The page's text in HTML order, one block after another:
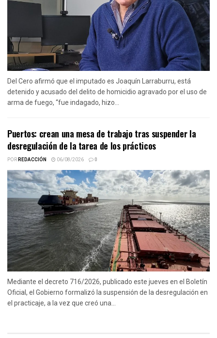
Del Cero afirmó que el imputado es Joaquín Larraburru, está
detenido y acusado del delito de homicidio agravado por el uso de
arma de fuego, “fue indagado, hizo...
Puertos: crean una mesa de trabajo tras suspender la
desregulación de la tarea de los prácticos
PORREDACCIÓN 06/08/2026 0
Mediante el decreto 716/2026, publicado este jueves en el Boletín
Oficial, el Gobierno formalizó la suspensión de la desregulación en
el practicaje, a la vez que creó una...